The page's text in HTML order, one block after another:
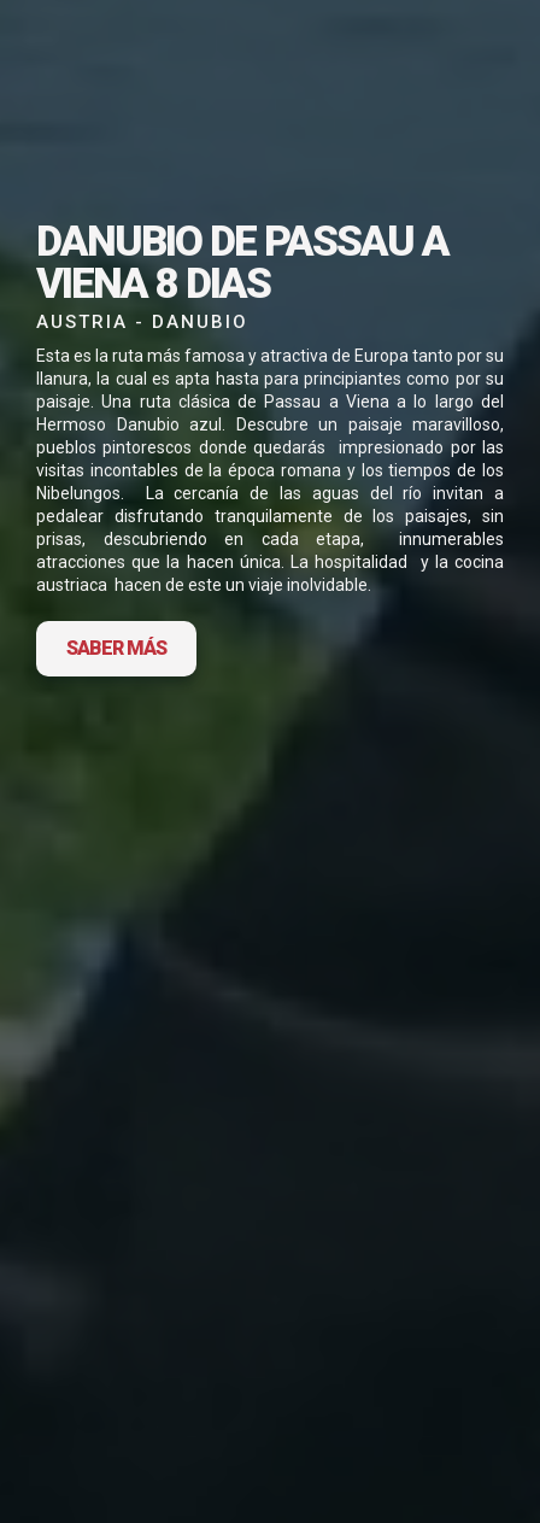
DANUBIO DE PASSAU A
VIENA 8 DIAS
AUSTRIA - DANUBIO
Esta es la ruta más famosa y atractiva de Europa tanto por su
llanura, la cual es apta hasta para principiantes como por su
paisaje. Una ruta clásica de Passau a Viena a lo largo del
Hermoso Danubio azul. Descubre un paisaje maravilloso,
pueblos pintorescos donde quedarás impresionado por las
visitas incontables de la época romana y los tiempos de los
Nibelungos. La cercanía de las aguas del río invitan a
pedalear disfrutando tranquilamente de los paisajes, sin
prisas, descubriendo en cada etapa, innumerables
atracciones que la hacen única. La hospitalidad y la cocina
austriaca hacen de este un viaje inolvidable.
SABER MÁS
SUSCRÍBETE PARA
DESCARGAR ESTE
VIAJE EN PDF
He leído y acepto laPolítica de Privacidad
*
DESCARGA FICHA DEL VIAJE